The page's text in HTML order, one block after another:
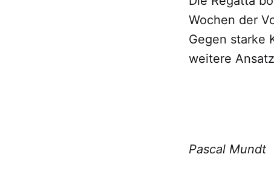
Wochen der
Gegen starke
weitere
Pascal Mundt